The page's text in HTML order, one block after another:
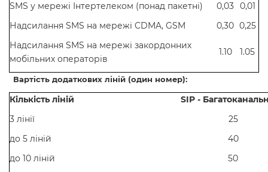
SMS у мережі Інтертелеком (понад пакетні)
0,03 0,01
Надсилання SMS на мережі CDMA, GSM
0,30 0,25
Надсилання SMS на мережі закордонних
мобільних операторів
1.10 1.05
Вартість додаткових ліній (один номер):
Кількість ліній SIP -
3 лінії
25
до 5 ліній
40
до 10 ліній
50